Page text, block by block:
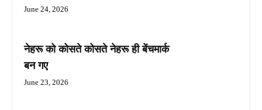
June 24, 2026
नेहरू को कोसते कोसते नेहरू ही बेंचमार्क
बन गए
June 23, 2026